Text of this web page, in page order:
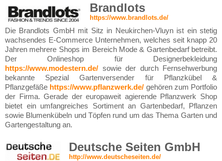
Brandlots
https://www.brandlots.de/
Die Brandlots GmbH mit Sitz in Neukirchen-Vluyn ist ein stetig
wachsendes E-Commerce Unternehmen, welches seit knapp 20
Jahren mehrere Shops im Bereich Mode & Gartenbedarf betreibt.
Der Onlineshop für Designerbekleidung
https://www.modestern.de/ sowie der durch Fernsehwerbung
bekannte Spezial Gartenversender für Pflanzkübel &
Pflanzgefäße https://www.pflanzwerk.de/ gehören zum Portfolio
der Firma. Gerade der europaweit agierende Pflanzwerk Shop
bietet ein umfangreiches Sortiment an Gartenbedarf, Pflanzen
sowie Blumenkübeln und Töpfen rund um das Thema Garten und
Gartengestaltung an.
Deutsche Seiten GmbH
http://www.deutscheseiten.de/